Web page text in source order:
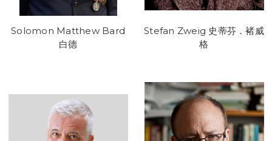
Solomon Matthew Bard
白德
Stefan Zweig 史蒂芬．褚威
格